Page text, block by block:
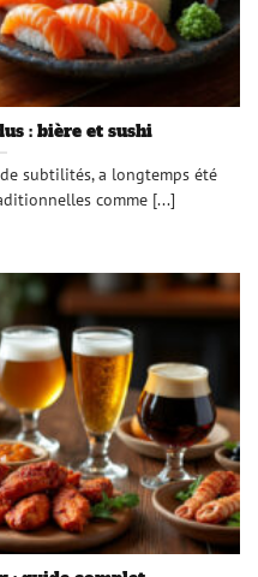
: bière et sushi
subtilités, a longtemps été
comme [...]